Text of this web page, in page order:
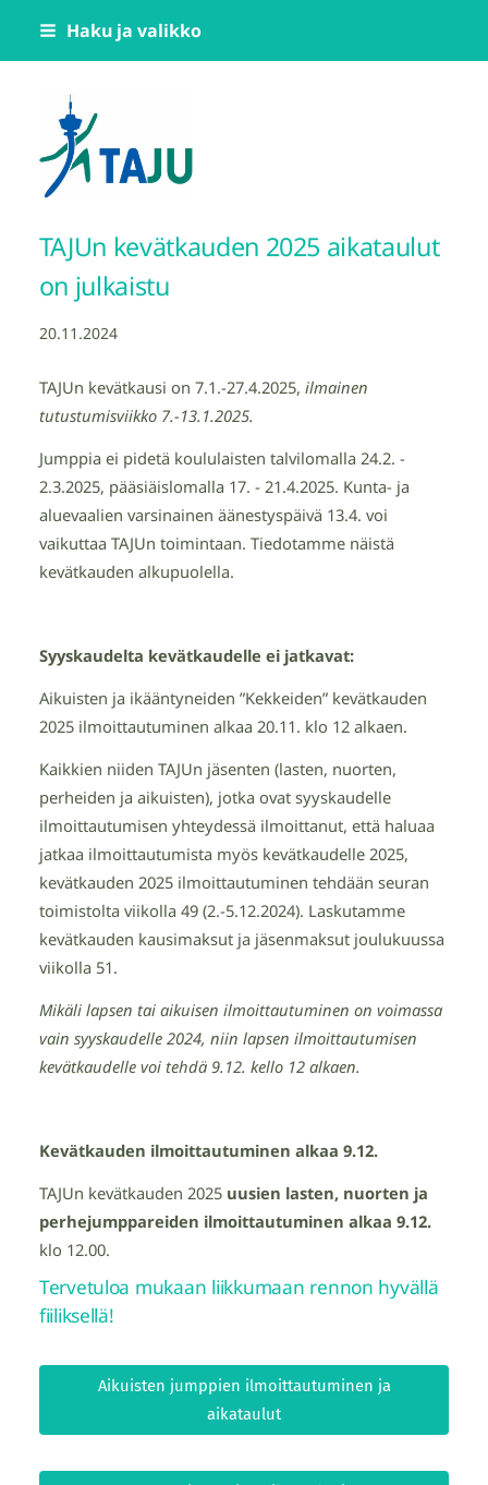
Siirry
Haku ja valikko
Tampereen Jumppatiimi TAJU ry
TAJUn kevätkauden 2025 aikataulut
on julkaistu
20.11.2024
TAJUn kevätkausi on 7.1.-27.4.2025, ilmainen
tutustumisviikko 7.-13.1.2025.
Jumppia ei pidetä koululaisten talvilomalla 24.2. -
2.3.2025, pääsiäislomalla 17. - 21.4.2025. Kunta- ja
aluevaalien varsinainen äänestyspäivä 13.4. voi
vaikuttaa TAJUn toimintaan. Tiedotamme näistä
kevätkauden alkupuolella.
Syyskaudelta kevätkaudelle ei jatkavat:
Aikuisten ja ikääntyneiden ”Kekkeiden” kevätkauden
2025 ilmoittautuminen alkaa 20.11. klo 12 alkaen.
Kaikkien niiden TAJUn jäsenten (lasten, nuorten,
perheiden ja aikuisten), jotka ovat syyskaudelle
ilmoittautumisen yhteydessä ilmoittanut, että haluaa
jatkaa ilmoittautumista myös kevätkaudelle 2025,
kevätkauden 2025 ilmoittautuminen tehdään seuran
toimistolta viikolla 49 (2.-5.12.2024). Laskutamme
kevätkauden kausimaksut ja jäsenmaksut joulukuussa
viikolla 51.
Mikäli lapsen tai aikuisen ilmoittautuminen on voimassa
vain syyskaudelle 2024, niin lapsen ilmoittautumisen
kevätkaudelle voi tehdä 9.12. kello 12 alkaen.
Kevätkauden ilmoittautuminen alkaa 9.12.
TAJUn kevätkauden 2025 uusien lasten, nuorten ja
perhejumppareiden ilmoittautuminen alkaa 9.12.
klo 12.00.
Tervetuloa mukaan liikkumaan rennon hyvällä
fiiliksellä!
Aikuisten jumppien ilmoittautuminen ja
aikataulut